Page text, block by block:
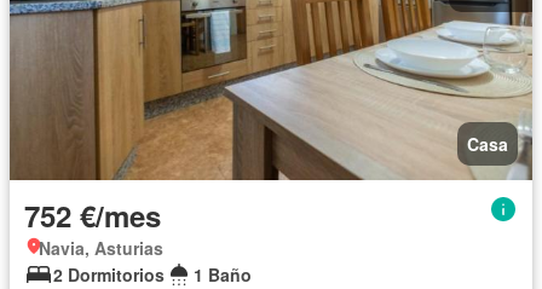
Casa
752 €/mes
Navia, Asturias
2 Dormitorios
1 Baño